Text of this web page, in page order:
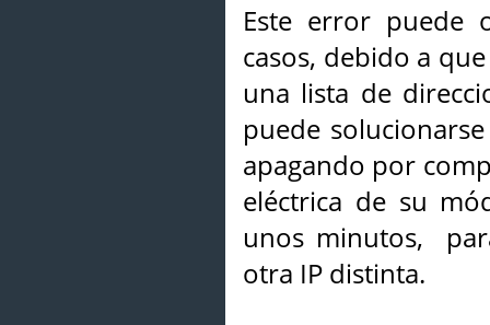
Este error puede
casos, debido a
una lista de
puede
apagando por
eléctrica de su
unos minutos,
otra IP distinta.